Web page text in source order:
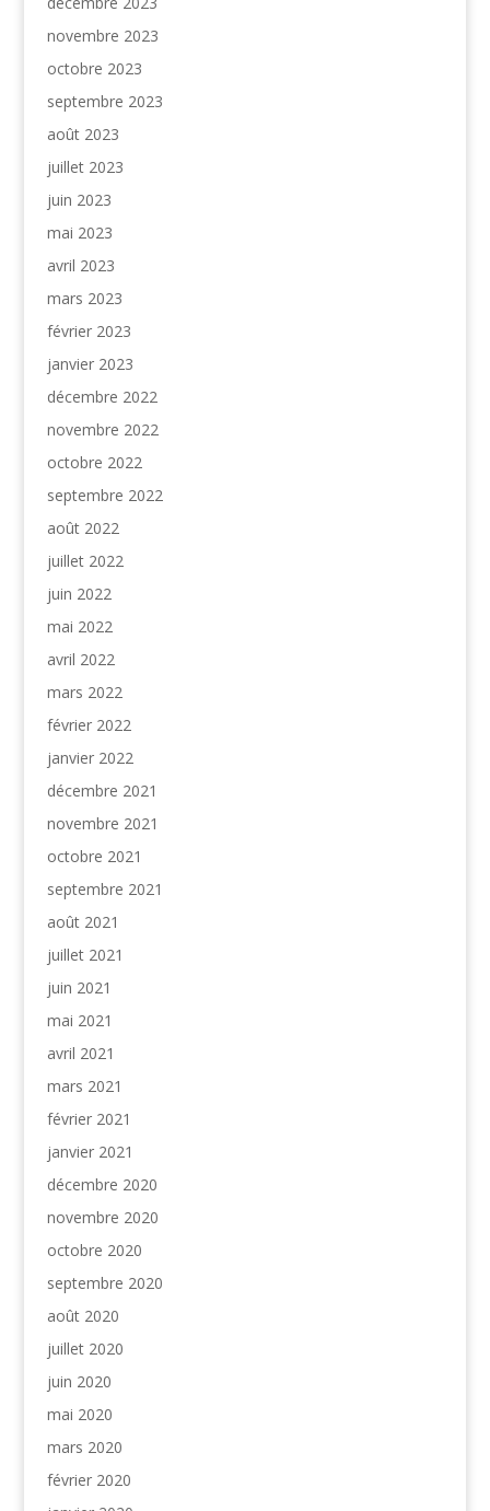
novembre 2023
octobre 2023
septembre 2023
août 2023
juillet 2023
juin 2023
mai 2023
avril 2023
mars 2023
février 2023
janvier 2023
décembre 2022
novembre 2022
octobre 2022
septembre 2022
août 2022
juillet 2022
juin 2022
mai 2022
avril 2022
mars 2022
février 2022
janvier 2022
décembre 2021
novembre 2021
octobre 2021
septembre 2021
août 2021
juillet 2021
juin 2021
mai 2021
avril 2021
mars 2021
février 2021
janvier 2021
décembre 2020
novembre 2020
octobre 2020
septembre 2020
août 2020
juillet 2020
juin 2020
mai 2020
mars 2020
février 2020